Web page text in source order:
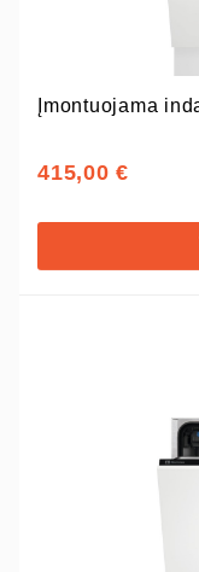
Įmontuojama
415,00 €